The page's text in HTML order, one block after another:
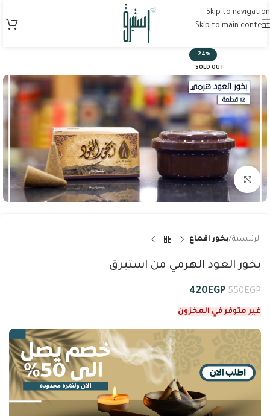
Skip to navigation
Skip to main content
-24%
SOLD OUT
Click to enlarge
الرئيسية بخور اقماع
بخور العود الهرمي من استبرق
550EGP
420EGP
غير متوفر في المخزون